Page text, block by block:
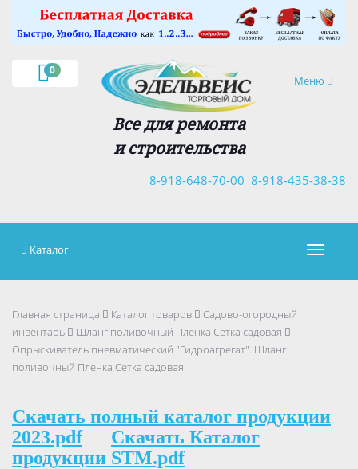
0
Навигация
Меню
Все для ремонта
и строительства
8-918-435-38-38
8-918-648-70-00
×
Каталог
Главная страница Каталог товаров
Садово-огородный
инвентарь
Шланг поливочный Пленка Сетка садовая
Опрыскиватель пневматический "Гидроагрегат". Шланг
поливочный Пленка Сетка садовая
Скачать полный каталог продукции
2023.pdf
Скачать Каталог
продукции STM.pdf